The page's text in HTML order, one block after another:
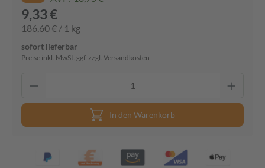
9,33 €
186,60 € / 1 kg
sofort lieferbar
Preise inkl. MwSt. ggf. zzgl. Versandkosten
In den Warenkorb